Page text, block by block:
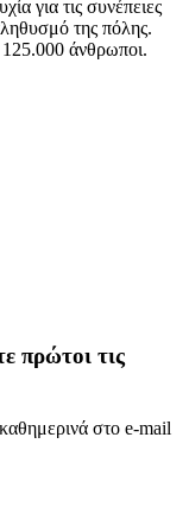
για τις συνέπειες
της πόλης.
125.000 άνθρωποι.
πρώτοι τις
στο e-mail